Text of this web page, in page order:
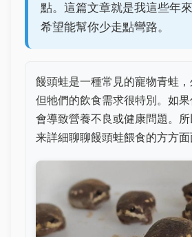
點。這篇文章就是我這些年
希望能幫你少走點彎路。
饅頭蛙是一種常見的寵物青蛙，
但牠們的飲食需求很特別。如
會導致營養不良或健康問題。
来詳細聊聊饅頭蛙餵食的方方面